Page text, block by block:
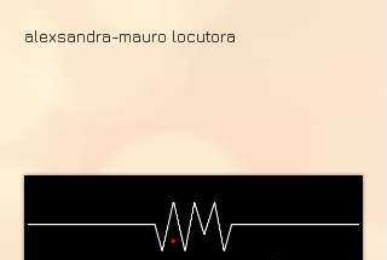
alexsandra-mauro locutora